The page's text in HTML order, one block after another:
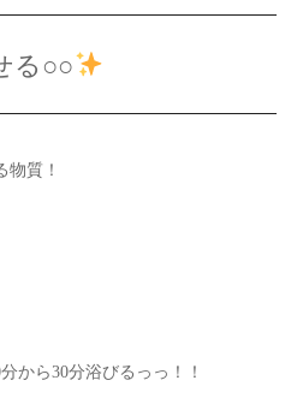
る○○
物質！
から30分浴びるっっ！！